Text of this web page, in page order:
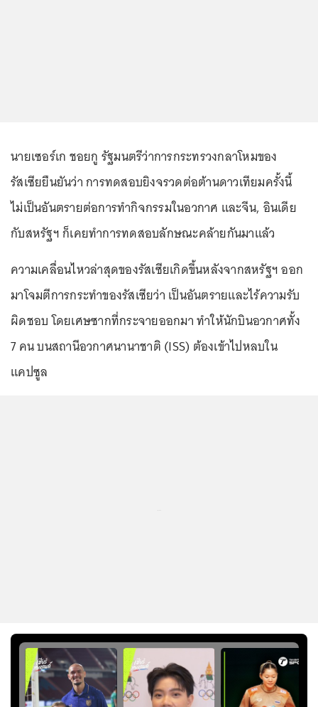
นายเซอร์เก ชอยกู รัฐมนตรีว่าการกระทรวงกลาโหมของ
รัสเซียยืนยันว่า การทดสอบยิงจรวดต่อต้านดาวเทียมครั้งนี้
ไม่เป็นอันตรายต่อการทำกิจกรรมในอวกาศ และจีน, อินเดีย
กับสหรัฐฯ ก็เคยทำการทดสอบลักษณะคล้ายกันมาแล้ว
ความเคลื่อนไหวล่าสุดของรัสเซียเกิดขึ้นหลังจากสหรัฐฯ ออก
มาโจมตีการกระทำของรัสเซียว่า เป็นอันตรายและไร้ความรับ
ผิดชอบ โดยเศษซากที่กระจายออกมา ทำให้นักบินอวกาศทั้ง
7 คน บนสถานีอวกาศนานาชาติ (ISS) ต้องเข้าไปหลบใน
แคปซูล